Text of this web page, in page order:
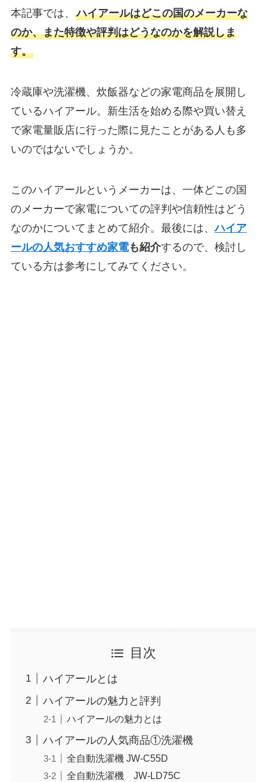
本記事では、 ハイアールはどこの国のメーカーな
のか、また特徴や評判はどうなのかを解説しま
す。
冷蔵庫や洗濯機、炊飯器などの家電商品を展開し
ているハイアール。新生活を始める際や買い替え
で家電量販店に行った際に見たことがある人も多
いのではないでしょうか。
このハイアールというメーカーは、一体どこの国
のメーカーで家電についての評判や信頼性はどう
なのかについてまとめて紹介。最後には、ハイア
ールの人気おすすめ家電も紹介するので、検討し
ている方は参考にしてみてください。
目次
ハイアールとは
ハイアールの魅力と評判
ハイアールの魅力とは
ハイアールの人気商品①洗濯機
全自動洗濯機 JW-C55D
全自動洗濯機 JW-LD75C